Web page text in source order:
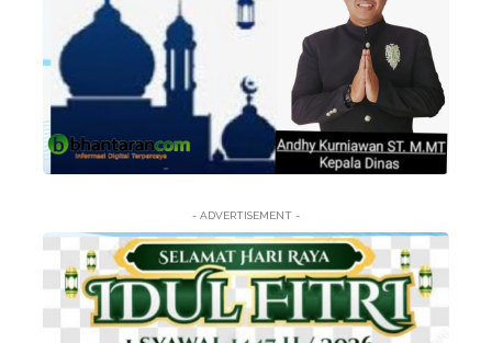
- ADVERTISEMENT -